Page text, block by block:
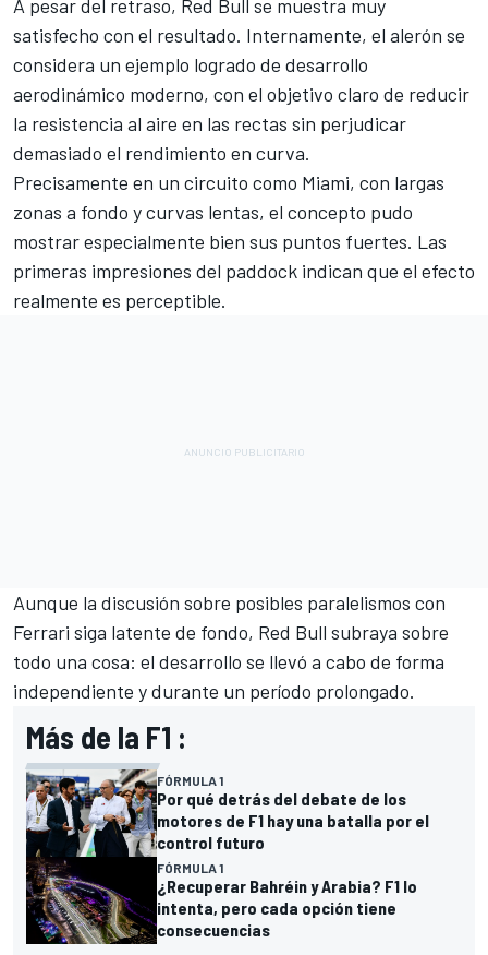
A pesar del retraso, Red Bull se muestra muy
satisfecho con el resultado. Internamente, el alerón se
considera un ejemplo logrado de desarrollo
aerodinámico moderno, con el objetivo claro de reducir
la resistencia al aire en las rectas sin perjudicar
demasiado el rendimiento en curva.
Precisamente en un circuito como Miami, con largas
zonas a fondo y curvas lentas, el concepto pudo
mostrar especialmente bien sus puntos fuertes. Las
primeras impresiones del paddock indican que el efecto
realmente es perceptible.
Aunque la discusión sobre posibles paralelismos con
Ferrari siga latente de fondo, Red Bull subraya sobre
todo una cosa: el desarrollo se llevó a cabo de forma
independiente y durante un período prolongado.
Más de la F1 :
FÓRMULA 1
Por qué detrás del debate de los
motores de F1 hay una batalla por el
control futuro
FÓRMULA 1
¿Recuperar Bahréin y Arabia? F1 lo
intenta, pero cada opción tiene
consecuencias